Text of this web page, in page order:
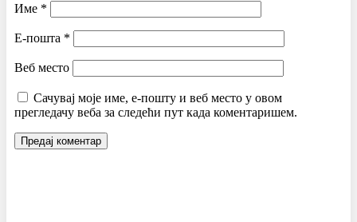
Име *
Е-пошта *
Веб место
Сачувај моје име, е-пошту и веб место у овом
прегледачу веба за следећи пут када коментаришем.